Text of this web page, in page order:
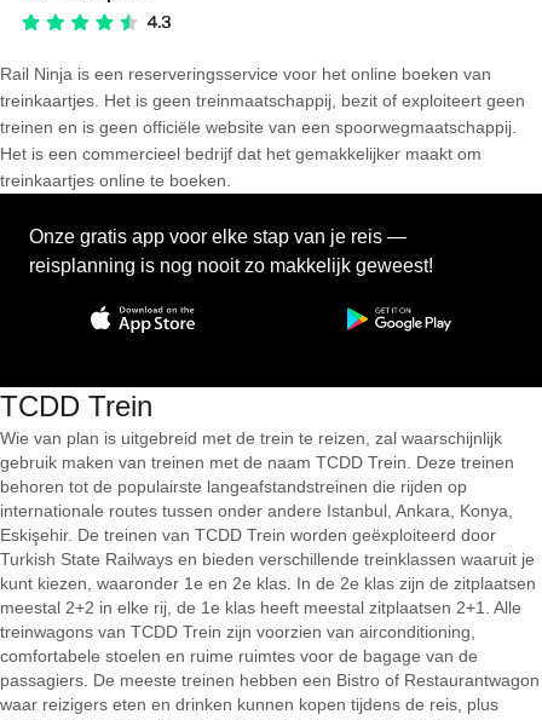
Rail Ninja is een reserveringsservice voor het online boeken van
treinkaartjes. Het is geen treinmaatschappij, bezit of exploiteert geen
treinen en is geen officiële website van een spoorwegmaatschappij.
Het is een commercieel bedrijf dat het gemakkelijker maakt om
treinkaartjes online te boeken.
Onze gratis app voor elke stap van je reis —
reisplanning is nog nooit zo makkelijk geweest!
TCDD Trein
Wie van plan is uitgebreid met de trein te reizen, zal waarschijnlijk
gebruik maken van treinen met de naam TCDD Trein. Deze treinen
behoren tot de populairste langeafstandstreinen die rijden op
internationale routes tussen onder andere Istanbul, Ankara, Konya,
Eskişehir. De treinen van TCDD Trein worden geëxploiteerd door
Turkish State Railways en bieden verschillende treinklassen waaruit je
kunt kiezen, waaronder 1e en 2e klas. In de 2e klas zijn de zitplaatsen
meestal 2+2 in elke rij, de 1e klas heeft meestal zitplaatsen 2+1. Alle
treinwagons van TCDD Trein zijn voorzien van airconditioning,
comfortabele stoelen en ruime ruimtes voor de bagage van de
passagiers. De meeste treinen hebben een Bistro of Restaurantwagon
waar reizigers eten en drinken kunnen kopen tijdens de reis, plus